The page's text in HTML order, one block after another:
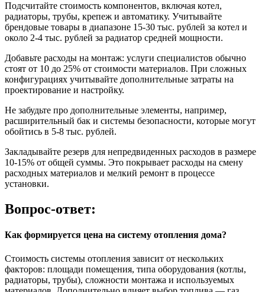
Подсчитайте стоимость компонентов, включая котел,
радиаторы, трубы, крепеж и автоматику. Учитывайте
брендовые товары в диапазоне 15-30 тыс. рублей за котел и
около 2-4 тыс. рублей за радиатор средней мощности.
Добавьте расходы на монтаж: услуги специалистов обычно
стоят от 10 до 25% от стоимости материалов. При сложных
конфигурациях учитывайте дополнительные затраты на
проектирование и настройку.
Не забудьте про дополнительные элементы, например,
расширительный бак и системы безопасности, которые могут
обойтись в 5-8 тыс. рублей.
Закладывайте резерв для непредвиденных расходов в размере
10-15% от общей суммы. Это покрывает расходы на смену
расходных материалов и мелкий ремонт в процессе
установки.
Вопрос-ответ:
Как формируется цена на систему отопления дома?
Стоимость системы отопления зависит от нескольких
факторов: площади помещения, типа оборудования (котлы,
радиаторы, трубы), сложности монтажа и используемых